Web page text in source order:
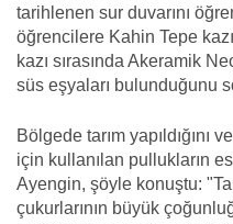
tarihlenen sur duvarını
öğrencilere Kahin Tepe
kazı sırasında Akeramik
süs eşyaları bulunduğunu
Bölgede tarım yapıldığını
için kullanılan pullukların
Ayengin, şöyle konuştu:
çukurlarının büyük